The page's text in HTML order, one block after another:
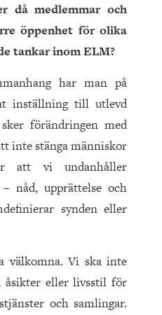
då medlemmar och
öppenhet för olika
tankar inom ELM?
har man på
inställning till utlevd
förändringen med
inte stänga människor
att vi undanhåller
nåd, upprättelse och
synden eller
välkomna. Vi ska inte
åsikter eller livsstil för
och samlingar.